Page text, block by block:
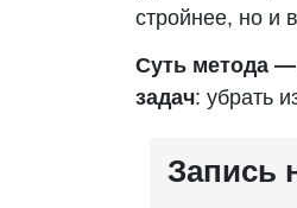
стройнее, но и
Суть метода —
задач: убрать
Запись